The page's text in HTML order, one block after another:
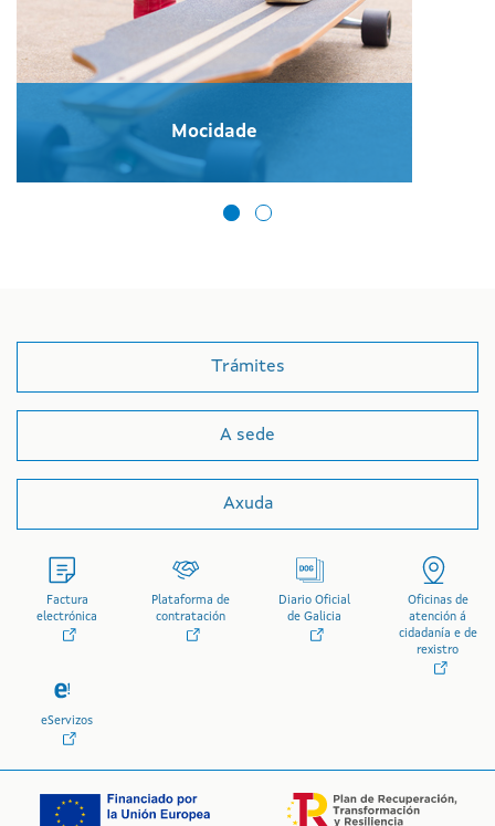
Mocidade
Trámites
A sede
Axuda
Factura
electrónica
Plataforma de
contratación
Diario Oficial
de Galicia
Oficinas de
atención á
cidadanía e de
rexistro
eServizos